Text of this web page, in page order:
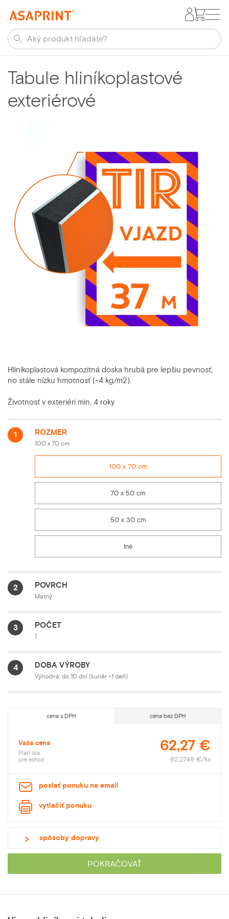
Tabule hliníkoplastové
exteriérové
Hliníkoplastová kompozitná doska hrubá pre lepšiu pevnosť,
no stále nízku hmotnosť (~4 kg/m2).
Životnosť v exteriéri min. 4 roky
1 ROZMER
100 x 70 cm
100 x 70 cm
70 x 50 cm
50 x 30 cm
Iné
2 POVRCH
Matný
3 POČET
1
4 DOBA VÝROBY
Výhodná: do 10 dní (kuriér +1 deň)
cena s DPH cena bez DPH
Vaša cena 62,27 €
Platí iba
pre eshop
62,2749 €/ks
poslať ponuku na email
vytlačiť ponuku
spôsoby dopravy
POKRAČOVAŤ